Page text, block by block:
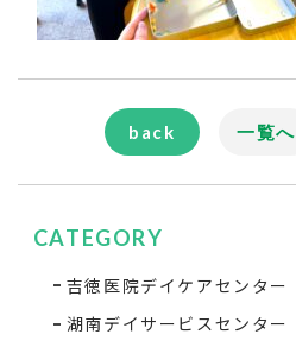
back 一覧へ
CATEGORY
吉徳医院デイケアセンター
湖南デイサービスセンター